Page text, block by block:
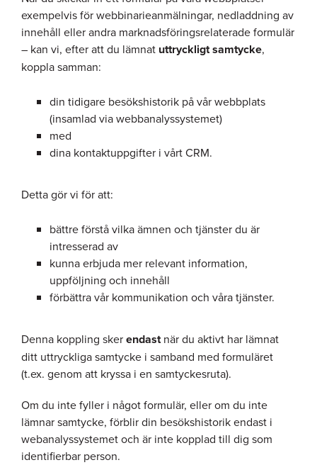
exempelvis för webbinarieanmälningar, nedladdning av
innehåll eller andra marknadsföringsrelaterade formulär
– kan vi, efter att du lämnat uttryckligt samtycke,
koppla samman:
din tidigare besökshistorik på vår webbplats
(insamlad via webbanalyssystemet)
med
dina kontaktuppgifter i vårt CRM.
Detta gör vi för att:
bättre förstå vilka ämnen och tjänster du är
intresserad av
kunna erbjuda mer relevant information,
uppföljning och innehåll
förbättra vår kommunikation och våra tjänster.
Denna koppling skerendastnär du aktivt har lämnat
ditt uttryckliga samtycke i samband med formuläret
(t.ex. genom att kryssa i en samtyckesruta).
Om du inte fyller i något formulär, eller om du inte
lämnar samtycke, förblir din besökshistorik endast i
webanalyssystemet och är inte kopplad till dig som
identifierbar person.